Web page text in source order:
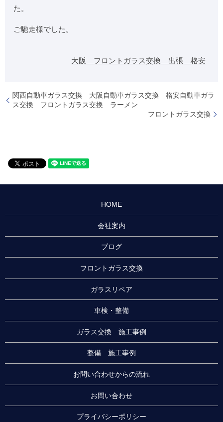
た。
ご馳走様でした。
大阪 フロントガラス交換 出張 格安
関西自動車ガラス交換 大阪自動車ガラス交換 格安自動車ガラ
ス交換 フロントガラス交換 ラーメン
フロントガラス交換
HOME
会社案内
ブログ
フロントガラス交換
ガラスリペア
車検・整備
ガラス交換 施工事例
整備 施工事例
お問い合わせからの流れ
お問い合わせ
プライバシーポリシー